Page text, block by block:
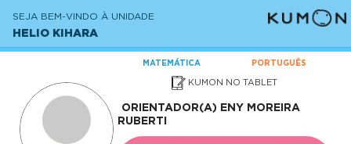
SEJA BEM-VINDO À UNIDADE
HELIO KIHARA
MATEMÁTICA PORTUGUÊS
KUMON NO TABLET
ORIENTADOR(A) ENY MOREIRA
RUBERTI